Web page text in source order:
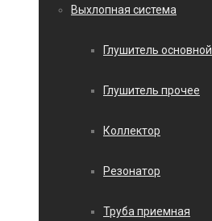
Выхлопная система
Глушитель основной
Глушитель прочее
Коллектор
Резонатор
Труба приемная